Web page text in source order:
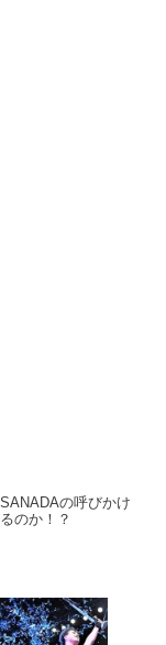
の呼びかけ
のか！？